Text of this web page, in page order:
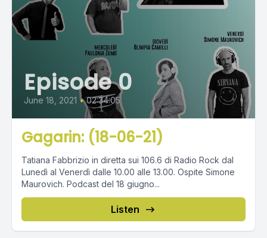
Episode 0
June 18, 2021 • 02:34:05
Gagarin: (18-06-21)
Tatiana Fabbrizio in diretta sui 106.6 di Radio Rock dal
Lunedì al Venerdì dalle 10.00 alle 13.00. Ospite Simone
Maurovich. Podcast del 18 giugno...
Listen